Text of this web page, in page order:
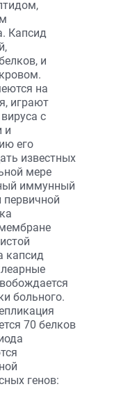
Капсид
и
на
играют
с
и
его
известных
мере
иммунный
капсид
больного.
70 белков
генов: